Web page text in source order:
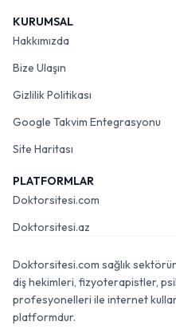
KURUMSAL
Hakkımızda
Bize Ulaşın
Gizlilik Politikası
Google Takvim Entegrasyonu
Site Haritası
PLATFORMLAR
Doktorsitesi.com
Doktorsitesi.az
Doktorsitesi.com sağlık
diş hekimleri, fizyoterapistler,
profesyonelleri ile internet
platformdur.